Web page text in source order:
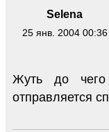
Selena
25 янв. 2004 00:36
Жуть до чего
отправляется